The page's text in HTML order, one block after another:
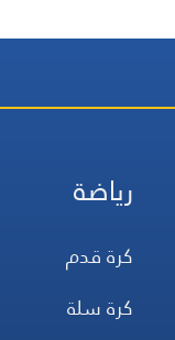
رياضة
كرة قدم
كرة سلة